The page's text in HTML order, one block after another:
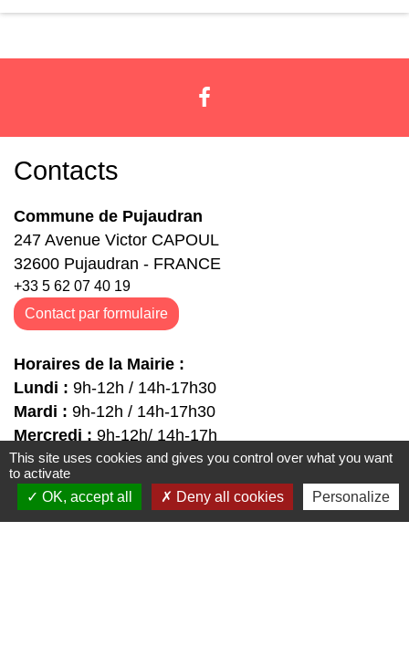
Contacts
Commune de Pujaudran
247 Avenue Victor CAPOUL
32600 Pujaudran - FRANCE
+33 5 62 07 40 19
Contact par formulaire
Horaires de la Mairie :
Lundi : 9h-12h / 14h-17h30
Mardi : 9h-12h / 14h-17h30
Mercredi : 9h-12h/ 14h-17h
Jeudi :9h-12h / 14h-17h30
Vendredi :9h-12h / 14h-17h30
Samedi :9h-12h
This site uses cookies and gives you control over what you want
to activate
OK, accept all
Deny all cookies Personalize